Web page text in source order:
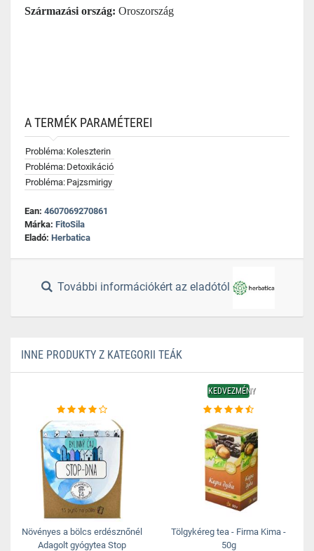
Származási ország: Oroszország
A TERMÉK PARAMÉTEREI
Probléma: Koleszterin
Probléma: Detoxikáció
Probléma: Pajzsmirigy
Ean: 4607069270861
Márka: FitoSila
Eladó: Herbatica
További információkért az eladótól
INNE PRODUKTY Z KATEGORII TEÁK
Növényes a bölcs erdésznőnél
Adagolt gyógytea Stop
KEDVEZMÉNY
Tölgykéreg tea - Firma Kima -
50g